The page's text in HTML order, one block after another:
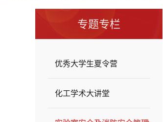
专题专栏
优秀大学生夏令营
化工学术大讲堂